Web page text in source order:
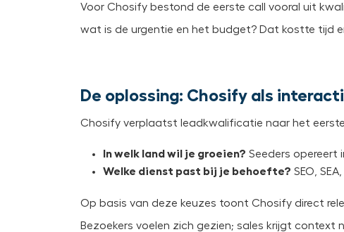
Voor Chosify bestond de eerste call vooral uit
wat is de urgentie en het budget? Dat kostte tijd
De oplossing: Chosify als
Chosify verplaatst leadkwalificatie naar het
In welk land wil je groeien? Seeders opereert
Welke dienst past bij je behoefte? SEO,
Op basis van deze keuzes toont Chosify direct
Bezoekers voelen zich gezien; sales krijgt context